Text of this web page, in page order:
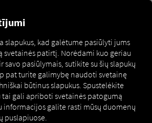
kaip nustatyti ir naudoti
, siekiant efektyviai valdyti
keliones ir optimizuoti dispečerinės
slapukus, kad galėtume pasiūlyti jums
svetainės patirtį. Norėdami kuo geriau
savo pasiūlymais, sutikite su šių slapukų
pat turite galimybę naudoti svetainę
būtinus slapukus. Spustelėkite
tai gali apriboti svetainės patogumą
informacijos galite rasti mūsų duomenų
puslapiuose.